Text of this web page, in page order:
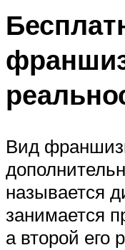
Вид
называется
занимается
а второй его